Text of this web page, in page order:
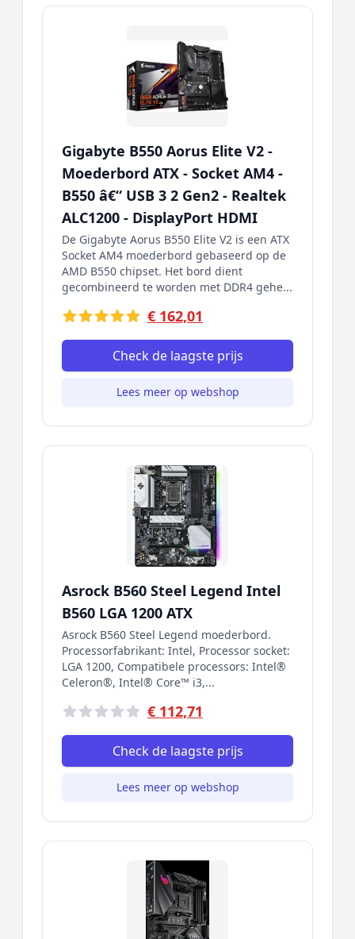
Gigabyte B550 Aorus Elite V2 -
Moederbord ATX - Socket AM4 -
B550 â€“ USB 3 2 Gen2 - Realtek
ALC1200 - DisplayPort HDMI
De Gigabyte Aorus B550 Elite V2 is een ATX
Socket AM4 moederbord gebaseerd op de
AMD B550 chipset. Het bord dient
gecombineerd te worden met DDR4 gehe...
€ 162,01
Check de laagste prijs
Lees meer op webshop
Asrock B560 Steel Legend Intel
B560 LGA 1200 ATX
Asrock B560 Steel Legend moederbord.
Processorfabrikant: Intel, Processor socket:
LGA 1200, Compatibele processors: Intel®
Celeron®, Intel® Core™ i3,...
€ 112,71
Check de laagste prijs
Lees meer op webshop